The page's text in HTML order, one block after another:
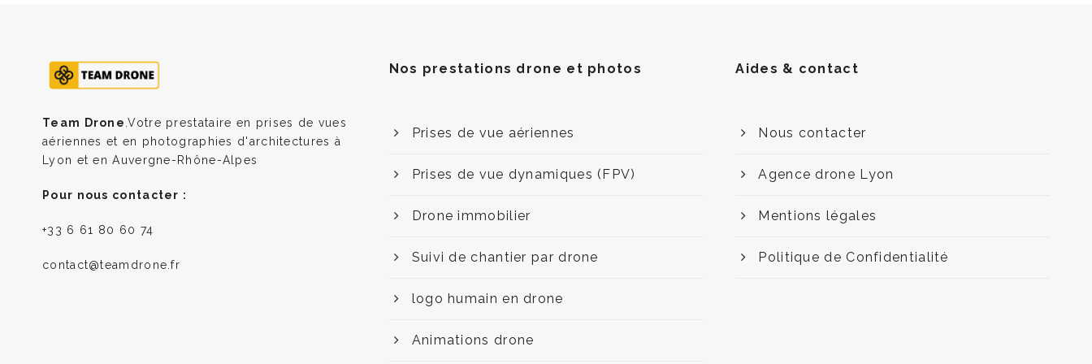
Team Drone .Votre prestataire en prises de vues
aériennes et en photographies d'architectures à
Lyon et en Auvergne-Rhône-Alpes
Pour nous contacter :
+33 6 61 80 60 74
contact@teamdrone.fr
Nos prestations drone et photos
Prises de vue aériennes
Prises de vue dynamiques (FPV)
Drone immobilier
Suivi de chantier par drone
logo humain en drone
Animations drone
Aides & contact
Nous contacter
Agence drone Lyon
Mentions légales
Politique de Confidentialité